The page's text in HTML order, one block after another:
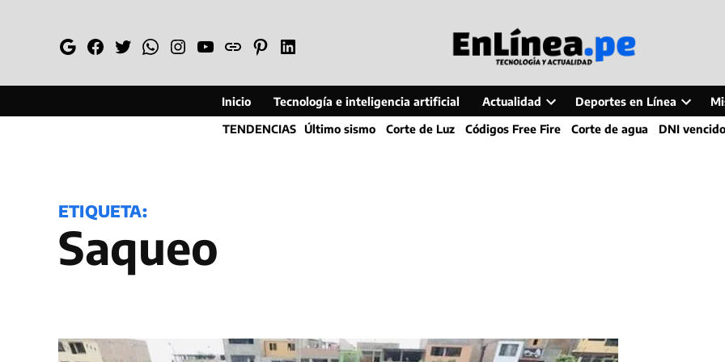
GoogleFacebook
TwitterWhatsapp
Instagram
YouTube
WebPinterestLinkedin
Inicio Tecnología e inteligencia artificial Actualidad
Open
dropdown
Deportes en Línea
Open
dropdown
TENDENCIAS Último sismo Corte de Luz Códigos Free Fire Corte de agua DNI vencido
ETIQUETA:
Saqueo